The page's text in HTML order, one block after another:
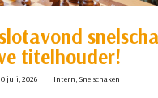
titelhouder!
juli, 2026 Intern, Snelschaken